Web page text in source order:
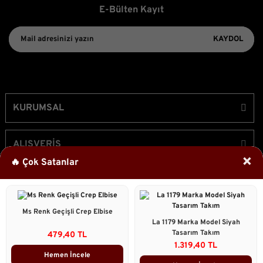
🔥 Çok Satanlar ×
Ms Renk Geçişli Crep Elbise
479,40 TL
Hemen İncele
La 1179 Marka Model Siyah
Tasarım Takım
1.319,40 TL
E-Bülten Kayıt
KAYDOL
KURUMSAL
ALIŞVERİŞ
ÜYELİK
Bizi Takip Edin!